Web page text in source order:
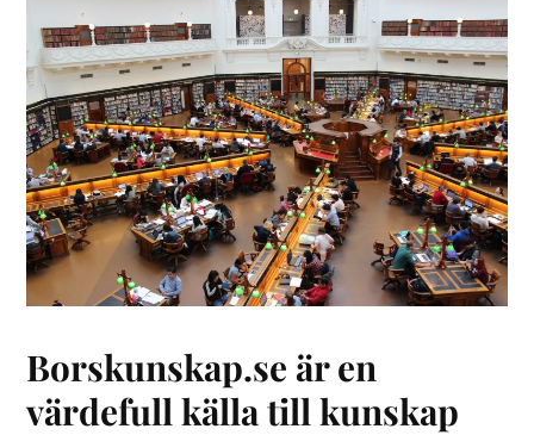
Borskunskap.se är en
värdefull källa till kunskap